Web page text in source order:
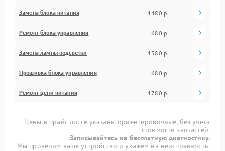
Замена блока питания 1480 р
Ремонт блока управления 680 р
Замена лампы подсветки 1380 р
Прошивка блока управления 680 р
Ремонт цепи питания 1780 р
Цены в прайс-листе указаны ориентировочные, без учета
стоимости запчастей.
Записывайтесь на бесплатную диагностику.
Мы проверим ваше устройство и укажем на неисправность.